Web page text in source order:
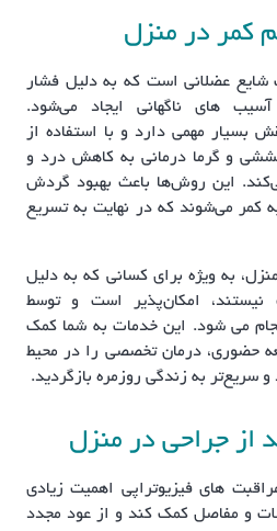
کمر در منزل
عضلانی است که به دلیل فشار
های ناگهانی ایجاد می‌شود.
بسیار مهمی دارد و با استفاده از
و گرما درمانی به کاهش درد و
این روش‌ها باعث بهبود گردش
کمر می‌شوند که در نهایت به تسریع
به ویژه برای کسانی که به دلیل
امکان‌پذیر است و توسط
می‌ شود. این خدمات به شما کمک
حضوری، درمان تخصصی را در محیط
سریع‌تر به زندگی روزمره بازگردید.
از جراحی در منزل
های فیزیوتراپی اهمیت زیادی
و مفاصل کمک کند و از عود مجدد